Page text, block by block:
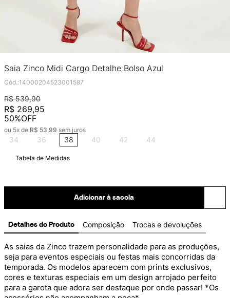
Saia Zinco Midi Cargo Detalhe Bolso Azul
Cód.:14000204523001587
R$ 539,90
R$ 269,95
50%OFF
ou 5x de R$ 53,99 sem juros
34 36 38 40 42 44
Tabela de Medidas
Adicionar à sacola
Detalhes do Produto Composição Trocas e devoluções
As saias da Zinco trazem personalidade para as produções,
seja para eventos especiais ou festas mais concorridas da
temporada. Os modelos aparecem com prints exclusivos,
cores e texturas especiais em um design arrojado perfeito
para a garota que adora ser destaque por onde passar! *Os